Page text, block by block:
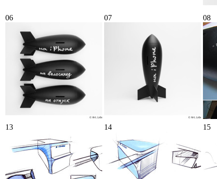
06 07 08
13 14 15